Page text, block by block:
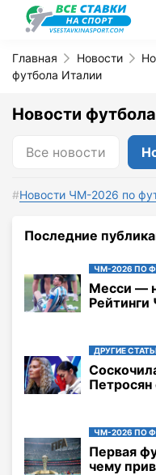
Главная Новости
футбола Италии
Новости
Все новости
Новости ЧМ-2026 по
Последние
ЧМ-2026 ПО
Месси —
ДРУГИЕ
ЧМ-2026 ПО
Первая
чему